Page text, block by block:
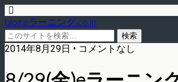
blog.eラーニング.co.jp
2014年8月29日 • コメントなし